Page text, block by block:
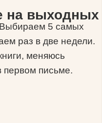
на выходных
Выбираем 5 самых
раз в две недели.
меняюсь
письме.